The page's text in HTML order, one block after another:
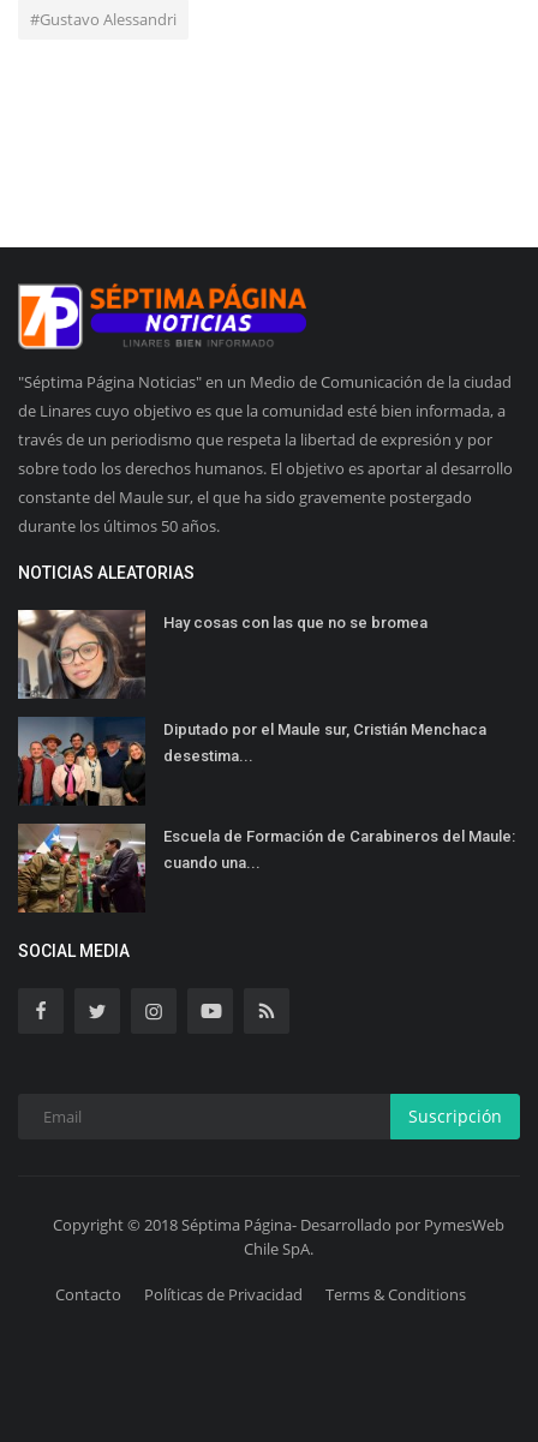
#Gustavo Alessandri
"Séptima Página Noticias" en un Medio de Comunicación de la ciudad
de Linares cuyo objetivo es que la comunidad esté bien informada, a
través de un periodismo que respeta la libertad de expresión y por
sobre todo los derechos humanos. El objetivo es aportar al desarrollo
constante del Maule sur, el que ha sido gravemente postergado
durante los últimos 50 años.
NOTICIAS ALEATORIAS
Hay cosas con las que no se bromea
Diputado por el Maule sur, Cristián Menchaca
desestima...
Escuela de Formación de Carabineros del Maule:
cuando una...
SOCIAL MEDIA
Suscripción
Copyright © 2018 Séptima Página- Desarrollado por PymesWeb
Chile SpA.
Contacto Políticas de Privacidad Terms & Conditions